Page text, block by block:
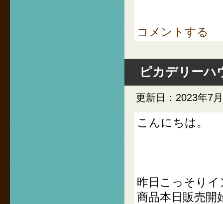
コメントする
ピカデリーハ
更新日：2023年7
こんにちは。
昨日こっそり
商品本日販売開